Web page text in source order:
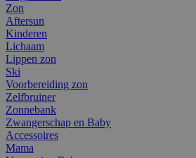
Zon
Aftersun
Kinderen
Lichaam
Lippen zon
Ski
Voorbereiding zon
Zelfbruiner
Zonnebank
Zwangerschap en Baby
Accessoires
Mama